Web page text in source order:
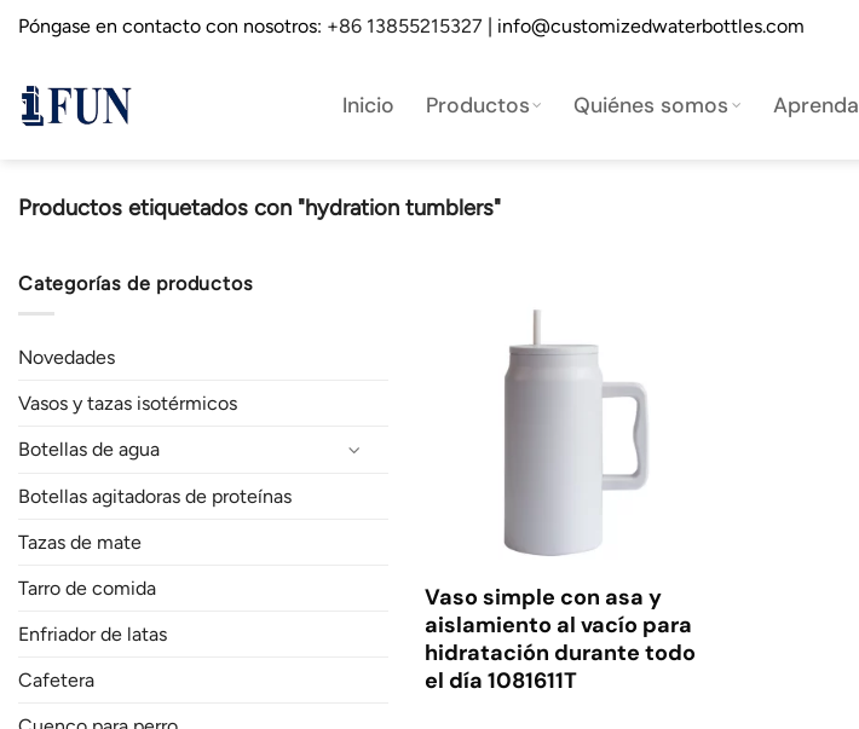
SaltarPóngase en contacto con nosotros: +86 13855215327 | info@customizedwaterbottles.com
Inicio Productos Quiénes somos Aprenda
Productos etiquetados con "hydration tumblers"
Categorías de productos
Novedades
Vasos y tazas isotérmicos
Botellas de agua
Botellas agitadoras de proteínas
Tazas de mate
Tarro de comida
Enfriador de latas
Cafetera
Vaso simple con asa y
aislamiento al vacío para
hidratación durante todo
el día 1081611T